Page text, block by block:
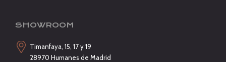
SHOWROOM
Timanfaya, 15, 17 y 19
28970 Humanes de Madrid